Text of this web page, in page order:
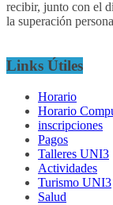
recibir, junto con el
la superación
Links Útiles
Horario
Horario
inscripciones
Pagos
Talleres UNI3
Actividades
Turismo UNI3
Salud